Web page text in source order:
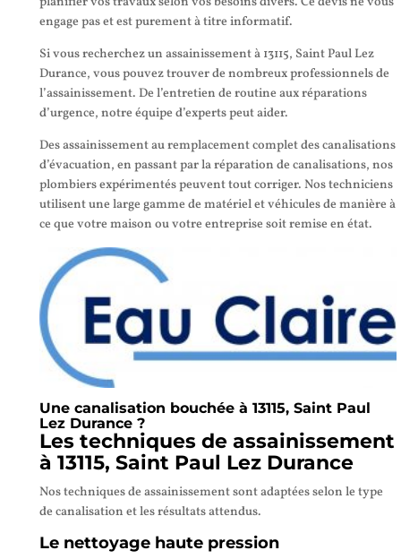
engage pas et est purement à titre informatif.
Si vous recherchez un assainissement à 13115, Saint Paul Lez
Durance, vous pouvez trouver de nombreux professionnels de
l’assainissement. De l’entretien de routine aux réparations
d’urgence, notre équipe d’experts peut aider.
Des assainissement au remplacement complet des canalisations
d’évacuation, en passant par la réparation de canalisations, nos
plombiers expérimentés peuvent tout corriger. Nos techniciens
utilisent une large gamme de matériel et véhicules de manière à
ce que votre maison ou votre entreprise soit remise en état.
Une canalisation bouchée à 13115, Saint Paul
Lez Durance ?
Les techniques de assainissement
à 13115, Saint Paul Lez Durance
Nos techniques de assainissement sont adaptées selon le type
de canalisation et les résultats attendus.
Le nettoyage haute pression